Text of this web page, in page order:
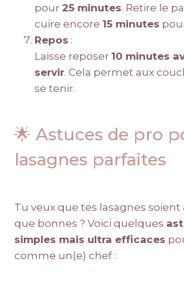
pour 25 minutes. Retire le
cuire encore 15 minutes
Repos :
Laisse reposer 10 minutes
servir. Cela permet aux
se tenir.
🌟 Astuces de pro
lasagnes parfaites
Tu veux que tes lasagnes soient
que bonnes ? Voici quelques
simples mais ultra efficaces
comme un(e) chef :